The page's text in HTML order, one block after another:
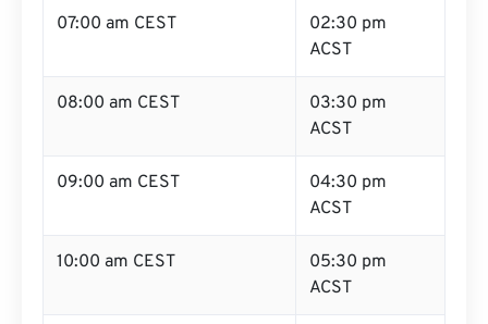
07:00 am CEST
02:30 pm
ACST
08:00 am CEST
03:30 pm
ACST
09:00 am CEST
04:30 pm
ACST
10:00 am CEST
05:30 pm
ACST